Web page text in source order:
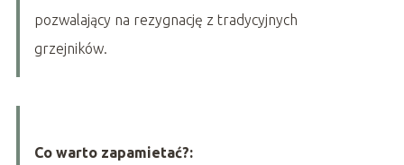
pozwalający na rezygnację z tradycyjnych
grzejników.
Co warto zapamietać?: